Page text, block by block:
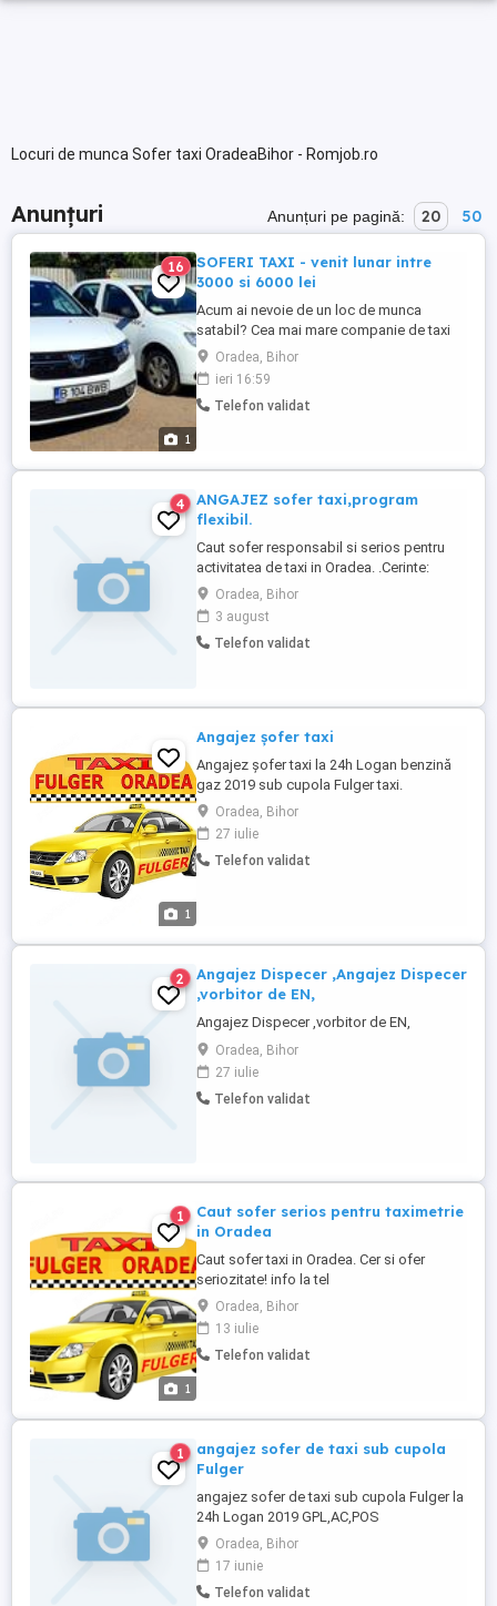
Locuri de munca Sofer taxi OradeaBihor - Romjob.ro
Anunțuri Anunțuri pe pagină: 20 50
1
16
SOFERI TAXI - venit lunar intre
3000 si 6000 lei
Acum ai nevoie de un loc de munca
satabil? Cea mai mare companie de taxi
din Oradea angajaza soferi taxi pe cele
mai noi si dotate masini. Garantam venituri
medii intre 3000 si 6000 lei
Oradea, Bihor
ieri 16:59
Telefon validat
4
ANGAJEZ sofer taxi,program
flexibil.
Caut sofer responsabil si serios pentru
activitatea de taxi in Oradea. .Cerinte:
Permis conducere cat.B.minim doi
ani,atestat sofer taxi,cazier.Se ofera
masina Dacia logan an fabricatie
2022,2023 benzina si gaz
Oradea, Bihor
3 august
Telefon validat
1
Angajez șofer taxi
Angajez șofer taxi la 24h Logan benzină
gaz 2019 sub cupola Fulger taxi.
Oradea, Bihor
27 iulie
Telefon validat
2
Angajez Dispecer ,Angajez Dispecer
,vorbitor de EN,
Angajez Dispecer ,vorbitor de EN,
Oradea, Bihor
27 iulie
Telefon validat
1
1
Caut sofer serios pentru taximetrie
in Oradea
Caut sofer taxi in Oradea. Cer si ofer
seriozitate! info la tel
Oradea, Bihor
13 iulie
Telefon validat
1
angajez sofer de taxi sub cupola
Fulger
angajez sofer de taxi sub cupola Fulger la
24h Logan 2019 GPL,AC,POS
Oradea, Bihor
17 iunie
Telefon validat